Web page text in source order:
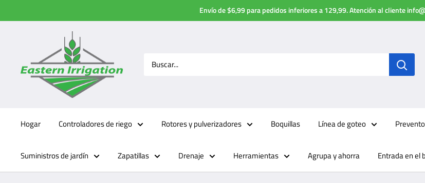
directamente
Envío de $6,99 para pedidos inferiores a 129,99. Atención al cliente
Hogar Controladores de riego Rotores y pulverizadores Boquillas Línea de goteo
Suministros de jardín Zapatillas Drenaje Herramientas Agrupa y ahorra Entrada en el